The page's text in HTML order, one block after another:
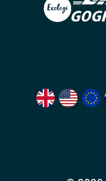
Demander
un compte